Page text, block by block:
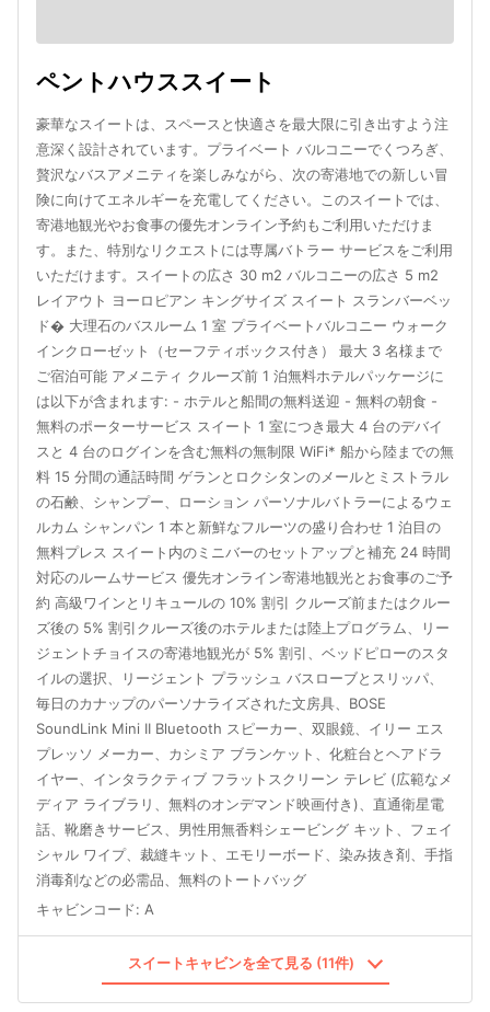
ペントハウススイート
豪華なスイートは、スペースと快適さを最大限に引き出すよう注
意深く設計されています。プライベート バルコニーでくつろぎ、
贅沢なバスアメニティを楽しみながら、次の寄港地での新しい冒
険に向けてエネルギーを充電してください。このスイートでは、
寄港地観光やお食事の優先オンライン予約もご利用いただけま
す。また、特別なリクエストには専属バトラー サービスをご利用
いただけます。スイートの広さ 30 m2 バルコニーの広さ 5 m2
レイアウト ヨーロピアン キングサイズ スイート スランバーベッ
ド� 大理石のバスルーム 1 室 プライベートバルコニー ウォーク
インクローゼット（セーフティボックス付き） 最大 3 名様まで
ご宿泊可能 アメニティ クルーズ前 1 泊無料ホテルパッケージに
は以下が含まれます: - ホテルと船間の無料送迎 - 無料の朝食 -
無料のポーターサービス スイート 1 室につき最大 4 台のデバイ
スと 4 台のログインを含む無料の無制限 WiFi* 船から陸までの無
料 15 分間の通話時間 ゲランとロクシタンのメールとミストラル
の石鹸、シャンプー、ローション パーソナルバトラーによるウェ
ルカム シャンパン 1 本と新鮮なフルーツの盛り合わせ 1 泊目の
無料プレス スイート内のミニバーのセットアップと補充 24 時間
対応のルームサービス 優先オンライン寄港地観光とお食事のご予
約 高級ワインとリキュールの 10% 割引 クルーズ前またはクルー
ズ後の 5% 割引クルーズ後のホテルまたは陸上プログラム、リー
ジェントチョイスの寄港地観光が 5% 割引、ベッドピローのスタ
イルの選択、リージェント プラッシュ バスローブとスリッパ、
毎日のカナップのパーソナライズされた文房具、BOSE
SoundLink Mini II Bluetooth スピーカー、双眼鏡、イリー エス
プレッソ メーカー、カシミア ブランケット、化粧台とヘアドラ
イヤー、インタラクティブ フラットスクリーン テレビ (広範なメ
ディア ライブラリ、無料のオンデマンド映画付き)、直通衛星電
話、靴磨きサービス、男性用無香料シェービング キット、フェイ
シャル ワイプ、裁縫キット、エモリーボード、染み抜き剤、手指
消毒剤などの必需品、無料のトートバッグ
キャビンコード: A
スイートキャビンを全て見る (11件)